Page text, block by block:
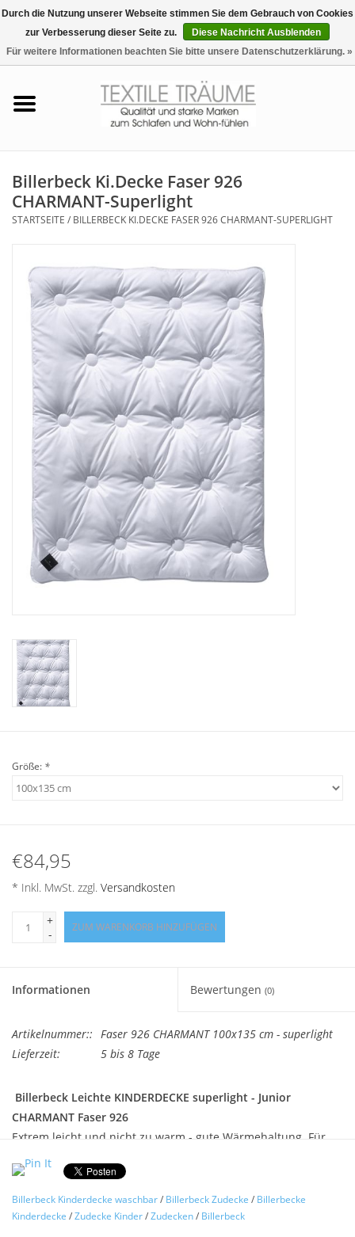
0 Artikel - €0,00
Tag & Nachtwäsche
Badezimmer & Sauna
Haus-Bademäntel
Plaids, Decken, Kissen
Mode & Accessoires
Edles aus Cashmere
Tisch & Küche
Kinder
Accessoires Spa
Info-Service
Über uns
Vertrag widerrufen
Tel.0049(0)7322-919376
Blog-Aktuelles
Marken
Billerbeck Ki.Decke Faser 926
CHARMANT-Superlight
STARTSEITE / BILLERBECK KI.DECKE FASER 926 CHARMANT-SUPERLIGHT
Größe: *
€84,95
* Inkl. MwSt. zzgl. Versandkosten
+
-
ZUM WARENKORB HINZUFÜGEN
Informationen Bewertungen (0)
Artikelnummer:: Faser 926 CHARMANT 100x135 cm - superlight
Lieferzeit:
5 bis 8 Tage
Billerbeck Leichte KINDERDECKE superlight - Junior
CHARMANT Faser 926
Extrem leicht und nicht zu warm - gute Wärmehaltung. Für
häufiges Waschen geeignet, daher auch Allergiker freundlich.
Waschbar: bis 60 °C.
Selbstregulierendes, konstantes Mikro-Schlafklima
Hoher Wärmekomfort bei gleichzeitg deutlich geringerem
Billerbeck Kinderdecke waschbar/ Billerbeck Zudecke / Billerbecke
Kinderdecke /Zudecke Kinder/Zudecken/ Billerbeck
Durch die Nutzung unserer Webseite stimmen Sie dem Gebrauch von Cookies
zur Verbesserung dieser Seite zu.
Diese Nachricht Ausblenden
Für weitere Informationen beachten Sie bitte unsere Datenschutzerklärung. »